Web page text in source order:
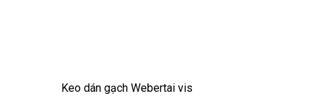
Keo dán gạch Webertai vis